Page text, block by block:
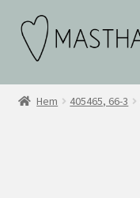
Hoppa
till
navigering
Hoppa
till
innehåll
WEBBUTIK
Testar
Hem 405465, 66-3